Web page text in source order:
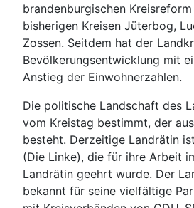
brandenburgischen
bisherigen Kreisen Jüterbog,
Zossen. Seitdem hat der
Bevölkerungsentwicklung mit
Anstieg der Einwohnerzahlen.
Die politische Landschaft des
vom Kreistag bestimmt, der
besteht. Derzeitige Landrätin
(Die Linke), die für ihre Arbeit
Landrätin geehrt wurde. Der
bekannt für seine vielfältige